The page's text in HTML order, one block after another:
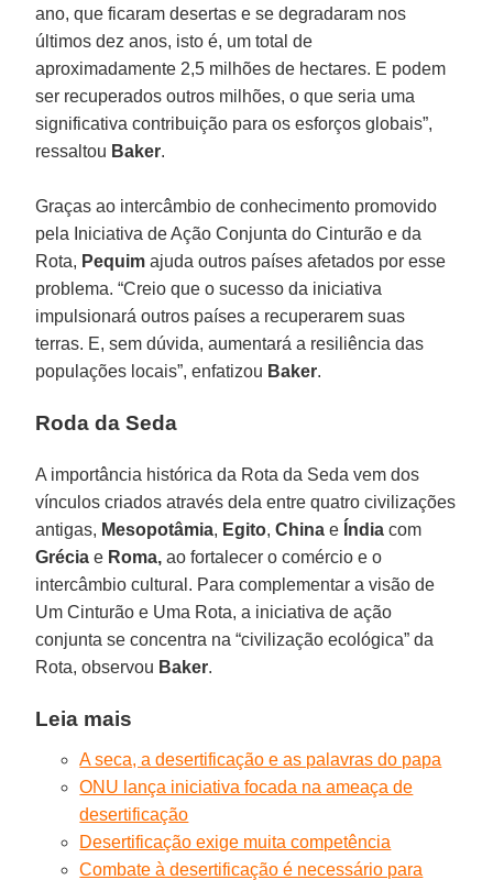
ano, que ficaram desertas e se degradaram nos
últimos dez anos, isto é, um total de
aproximadamente 2,5 milhões de hectares. E podem
ser recuperados outros milhões, o que seria uma
significativa contribuição para os esforços globais”,
ressaltou Baker.
Graças ao intercâmbio de conhecimento promovido
pela Iniciativa de Ação Conjunta do Cinturão e da
Rota, Pequim ajuda outros países afetados por esse
problema. “Creio que o sucesso da iniciativa
impulsionará outros países a recuperarem suas
terras. E, sem dúvida, aumentará a resiliência das
populações locais”, enfatizou Baker.
Roda da Seda
A importância histórica da Rota da Seda vem dos
vínculos criados através dela entre quatro civilizações
antigas, Mesopotâmia, Egito,China e Índia com
Grécia e Roma, ao fortalecer o comércio e o
intercâmbio cultural. Para complementar a visão de
Um Cinturão e Uma Rota, a iniciativa de ação
conjunta se concentra na “civilização ecológica” da
Rota, observou Baker.
Leia mais
A seca, a desertificação e as palavras do papa
ONU lança iniciativa focada na ameaça de
desertificação
Desertificação exige muita competência
Combate à desertificação é necessário para